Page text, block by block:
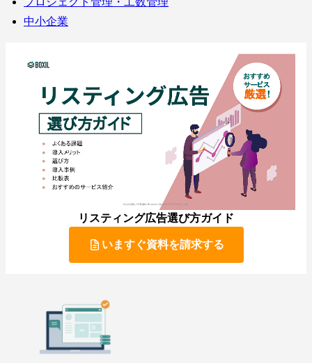
中小企業
リスティング広告選び方ガイド
いますぐ資料を請求する